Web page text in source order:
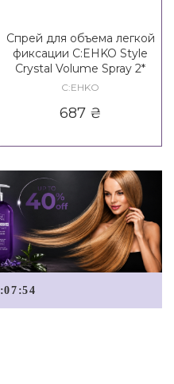
Спрей для объема легкой
фиксации C:EHKO Style
Crystal Volume Spray 2*
C:EHKO
687₴
:07 :54